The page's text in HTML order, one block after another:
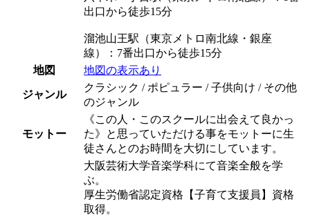
出口から徒歩15分
溜池山王駅（東京メトロ南北線・銀座
線）：7番出口から徒歩15分
地図
地図の表示あり
ジャンル
クラシック / ポピュラー / 子供向け / その他
のジャンル
モットー
《この人・このスクールに出会えて良かっ
た》と思っていただける事をモットーに生
徒さんとのお時間を大切にしています。
大阪芸術大学音楽学科にて音楽全般を学
ぶ。
厚生労働省認定資格【子育て支援員】資格
取得。